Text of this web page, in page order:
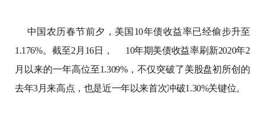
中国农历春节前夕，美国10年债收益率已经偷步升至
1.176%。截至2月16日，
10年期美债收益率刷新2020年2
月以来的一年高位至1.309%，不仅突破了美股盘初所创的
去年3月来高点，也是近一年以来首次冲破1.30%关键位。